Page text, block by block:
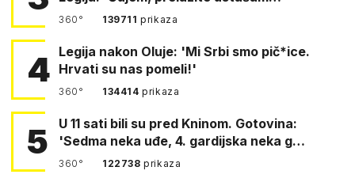
360° 139711prikaza
4 Legija nakon Oluje: 'Mi Srbi smo pič*ice.
Hrvati su nas pomeli!'
360° 134414prikaza
5
U 11 sati bili su pred Kninom. Gotovina:
'Sedma neka uđe, 4. gardijska neka g…
360° 122738prikaza